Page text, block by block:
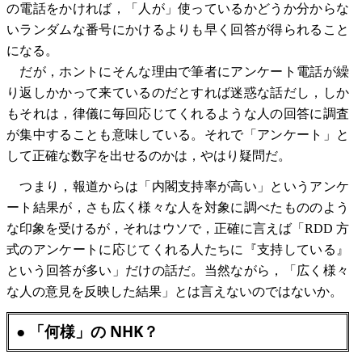
の電話をかければ，「人が」使っているかどうか分からな
いランダムな番号にかけるよりも早く回答が得られること
になる。
だが，ホントにそんな理由で筆者にアンケート電話が繰
り返しかかって来ているのだとすれば迷惑な話だし，しか
もそれは，律儀に毎回応じてくれるような人の回答に調査
が集中することも意味している。それで「アンケート」と
して正確な数字を出せるのかは，やはり疑問だ。
つまり，報道からは「内閣支持率が高い」というアンケ
ート結果が，さも広く様々な人を対象に調べたもののよう
な印象を受けるが，それはウソで，正確に言えば「RDD 方
式のアンケートに応じてくれる人たちに『支持している』
という回答が多い」だけの話だ。当然ながら，「広く様々
な人の意見を反映した結果」とは言えないのではないか。
● 「何様」の NHK？